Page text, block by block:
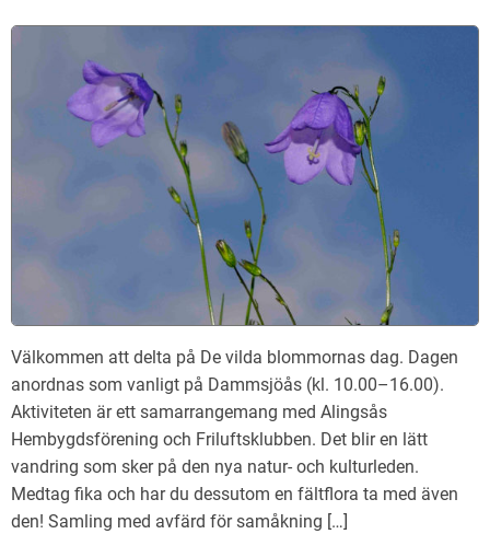
Välkommen att delta på De vilda blommornas dag. Dagen
anordnas som vanligt på Dammsjöås (kl. 10.00–16.00).
Aktiviteten är ett samarrangemang med Alingsås
Hembygdsförening och Friluftsklubben. Det blir en lätt
vandring som sker på den nya natur- och kulturleden.
Medtag fika och har du dessutom en fältflora ta med även
den! Samling med avfärd för samåkning […]